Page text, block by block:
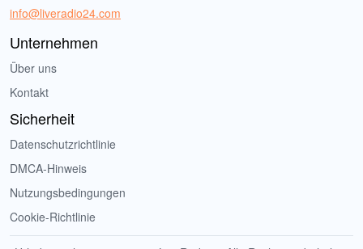
info@liveradio24.com
Unternehmen
Über uns
Kontakt
Sicherheit
Datenschutzrichtlinie
DMCA-Hinweis
Nutzungsbedingungen
Cookie-Richtlinie